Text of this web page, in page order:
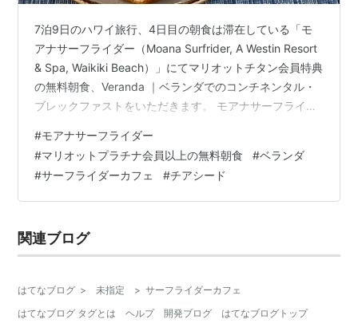
7泊9日のハワイ旅行、4日目の朝食は滞在している「モ
アナサーフライダー（Moana Surfrider, A Westin Resort
& Spa, Waikiki Beach）」にてマリオットチタン会員特典
の無料朝食、Veranda ｜ベランダでのコンチネンタル・
ブレックファストをいただきます。 モアナサーフライダ
Tips マリオットプラチナ会員以上はコンチネンタルブレ
クファストが無料 無料朝食特典が使えるサーフライダー
カフェは使い勝手良し サーフライダーカフェのお勧めメ
ニューは「ブリトー」 マリオットプラチナ会員以上はコ
#モアナサーフライダー
#マリオットプラチナ会員以上の無料朝食 #ベランダ
#サーフライダーカフェ #チアシード
関連ブログ
はてなブログ > 未指定 > サーフライダーカフェ
はてなブログ タグとは
ヘルプ 開発ブログ はてなブログトップ